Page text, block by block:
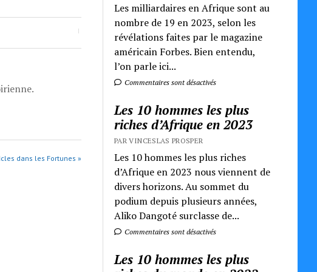
dans les Fortunes »
Les milliardaires en Afrique sont au
nombre de 19 en 2023, selon les
révélations faites par le magazine
américain Forbes. Bien entendu,
l’on parle ici...
Commentaires sont désactivés
Les 10 hommes les plus
riches d’Afrique en 2023
PAR VINCESLAS PROSPER
Les 10 hommes les plus riches
d’Afrique en 2023 nous viennent de
divers horizons. Au sommet du
podium depuis plusieurs années,
Aliko Dangoté surclasse de...
Commentaires sont désactivés
Les 10 hommes les plus